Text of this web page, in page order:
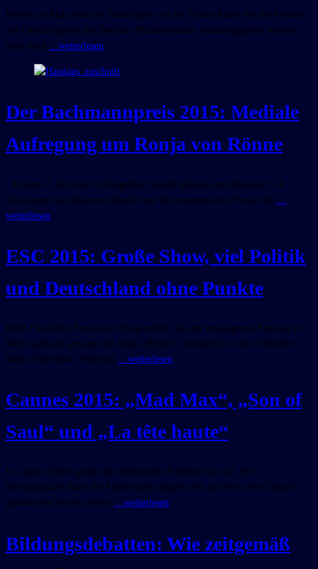
Bereits im Mai sollte der Nachfolger von Sir Simon Rattle für die Position
des Chefdirigenten der Berliner Philharmoniker bekanntgegeben werden,
doch auch …weiterlesen
Der Bachmannpreis 2015: Mediale
Aufregung um Ronja von Rönne
Ab dem 2. Juli wird in Klagenfurt wieder gelesen und diskutiert. 14
Autorinnen und Autoren kämpfen um die renommierten Preise des
weiterlesen
ESC 2015: Große Show, viel Politik
und Deutschland ohne Punkte
Beim Finale des Eurovision Songcontest, das am vergangenen Samstag in
Wien stattfand, gewann der Song „Heroes“, interpretiert vom Schweden
Måns Zelmerlöw. Während
…weiterlesen
Cannes 2015: „Mad Max“, „Son of
Saul“ und „La tête haute“
In Cannes findet gerade das bedeutende Filmfestival statt. Die
internationalen Stars der Filmbranche zeigen sich auf dem roten Teppich,
glamouröse Partys werden …weiterlesen
Bildungsdebatten: Wie zeitgemäß